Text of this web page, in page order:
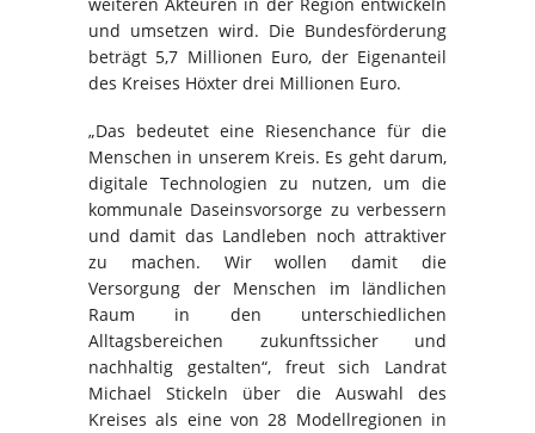
und umsetzen wird. Die Bundesförderung
beträgt 5,7 Millionen Euro, der Eigenanteil
des Kreises Höxter drei Millionen Euro.
„Das bedeutet eine Riesenchance für die
Menschen in unserem Kreis. Es geht darum,
digitale Technologien zu nutzen, um die
kommunale Daseinsvorsorge zu verbessern
und damit das Landleben noch attraktiver
zu machen. Wir wollen damit die
Versorgung der Menschen im ländlichen
Raum in den unterschiedlichen
Alltagsbereichen zukunftssicher und
nachhaltig gestalten“, freut sich Landrat
Michael Stickeln über die Auswahl des
Kreises als eine von 28 Modellregionen in